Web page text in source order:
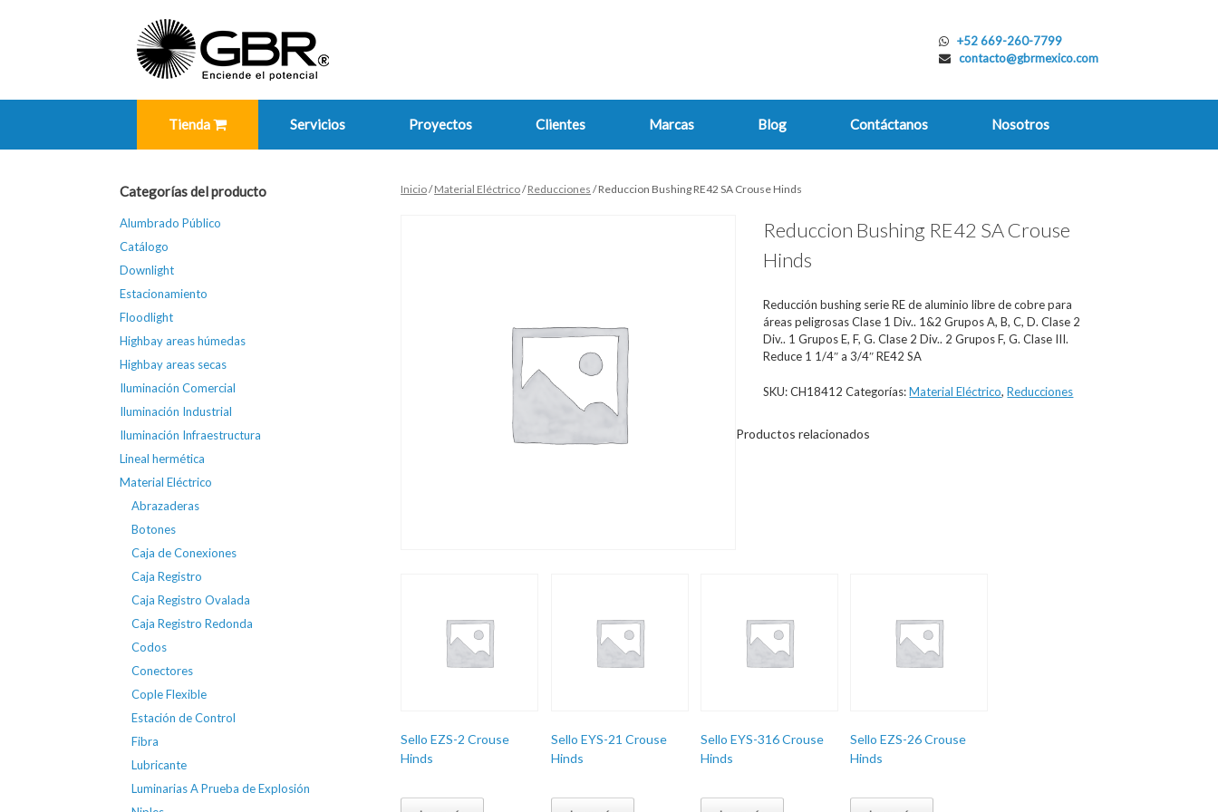
+52 669-260-7799
contacto@gbrmexico.com
Tienda Servicios Proyectos Clientes Marcas Blog Contáctanos Nosotros
Inicio/Material Eléctrico/Reducciones / Reduccion Bushing RE42 SA Crouse Hinds
Reduccion Bushing RE42 SA Crouse
Hinds
Reducción bushing serie RE de aluminio libre de cobre para
áreas peligrosas Clase 1 Div.. 1&2 Grupos A, B, C, D. Clase 2
Div.. 1 Grupos E, F, G. Clase 2 Div.. 2 Grupos F, G. Clase III.
Reduce 1 1/4″ a 3/4″ RE42 SA
SKU:CH18412 Categorías:Material Eléctrico,Reducciones
Productos relacionados
Sello EZS-2 Crouse
Hinds
Sello EYS-21 Crouse
Hinds
Sello EYS-316 Crouse
Hinds
Sello EZS-26 Crouse
Hinds
Categorías del producto
Alumbrado Público
Catálogo
Downlight
Estacionamiento
Floodlight
Highbay areas húmedas
Highbay areas secas
Iluminación Comercial
Iluminación Industrial
Iluminación Infraestructura
Lineal hermética
Material Eléctrico
Abrazaderas
Botones
Caja de Conexiones
Caja Registro
Caja Registro Ovalada
Caja Registro Redonda
Codos
Conectores
Cople Flexible
Estación de Control
Fibra
Lubricante
Luminarias A Prueba de Explosión